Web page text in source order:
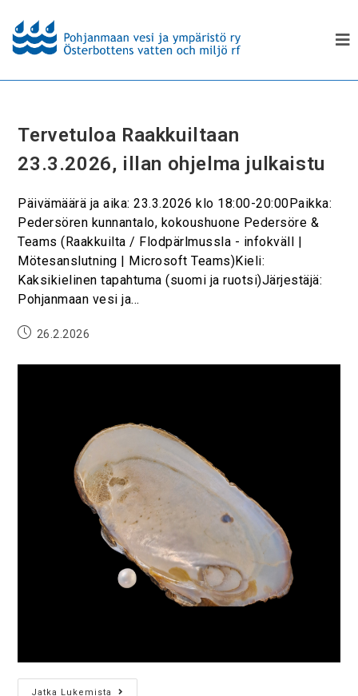
Tervetuloa Raakkuiltaan
23.3.2026, illan ohjelma julkaistu
Päivämäärä ja aika: 23.3.2026 klo 18:00-20:00Paikka:
Pedersören kunnantalo, kokoushuone Pedersöre &
Teams (Raakkuilta / Flodpärlmussla - infokväll |
Mötesanslutning | Microsoft Teams)Kieli:
Kaksikielinen tapahtuma (suomi ja ruotsi)Järjestäjä:
Pohjanmaan vesi ja…
26.2.2026
Jatka Lukemista